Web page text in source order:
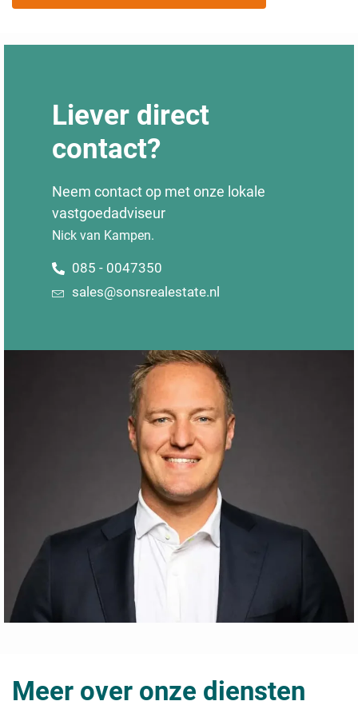
Liever direct
contact?
Neem contact op met onze lokale
vastgoedadviseur
Nick van Kampen.
085 - 0047350
sales@sonsrealestate.nl
Meer over onze diensten